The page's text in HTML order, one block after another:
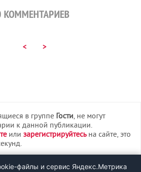
КОММЕНТАРИЕВ
< >
в группе Гости, не могут
к данной публикации.
или зарегистрируйтесьна сайте, это
файлы и сервис Яндекс.Метрика